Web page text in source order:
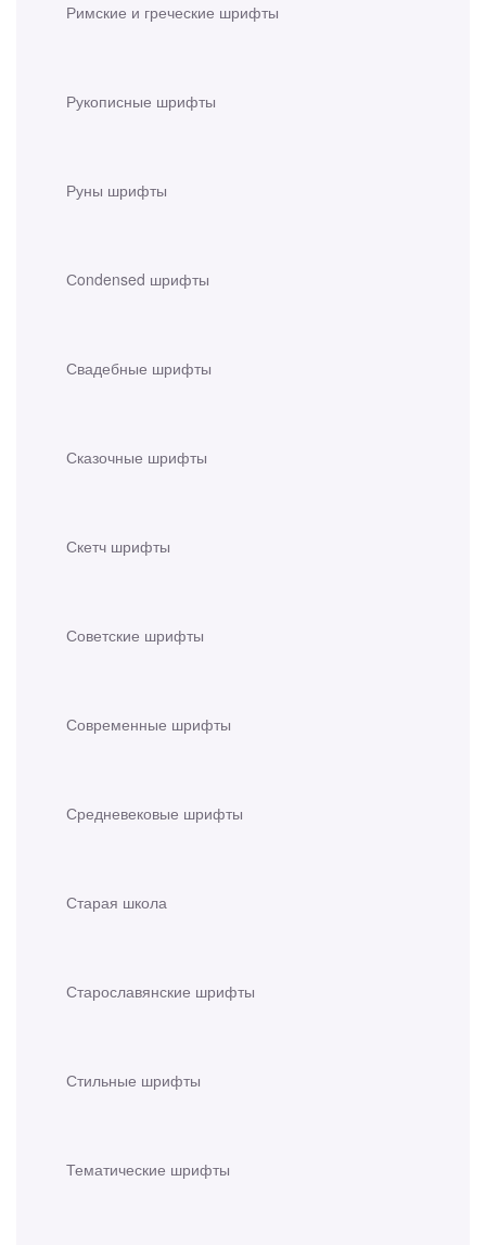
Римские и греческие шрифты
Рукописные шрифты
Руны шрифты
Сondensed шрифты
Свадебные шрифты
Сказочные шрифты
Скетч шрифты
Советские шрифты
Современные шрифты
Средневековые шрифты
Старая школа
Старославянские шрифты
Стильные шрифты
Тематические шрифты